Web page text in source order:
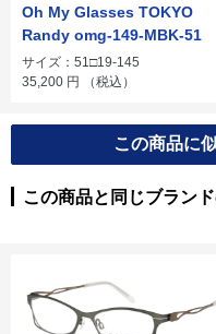
Oh My Glasses TOKYO
Randy omg-149-MBK-51
サイズ：51□19-145
35,200 円 （税込）
この商品に
この商品と同じブラン